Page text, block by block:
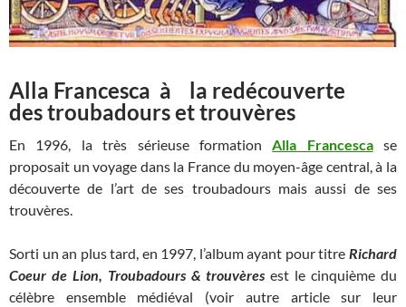
Alla Francesca à la redécouverte
des troubadours et trouvères
En 1996, la très sérieuse formationAlla Francescase
proposait un voyage dans la France du moyen-âge central, à la
découverte de l’art de ses troubadours mais aussi de ses
trouvères.
Sorti un an plus tard, en 1997, l’album ayant pour titre Richard
Coeur de Lion, Troubadours & trouvères est le cinquième du
célèbre ensemble médiéval (voir autre article sur leur